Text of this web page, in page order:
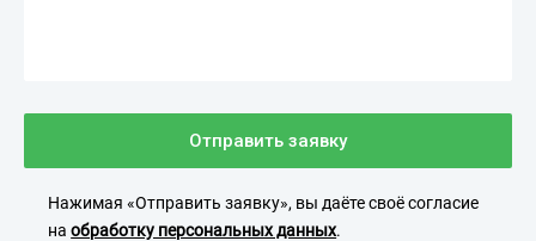
Отправить заявку
Нажимая «Отправить заявку», вы даёте своё согласие
наобработку персональных данных.